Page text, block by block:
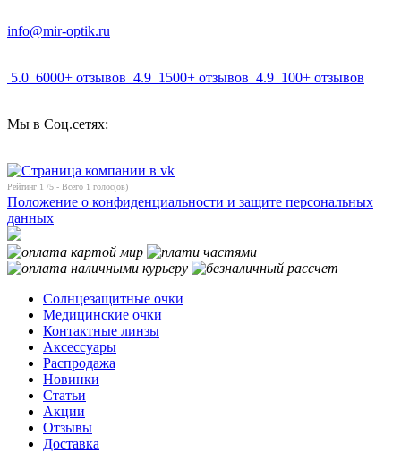
info@mir-optik.ru
5.0 6000+ отзывов 4.9 1500+ отзывов 4.9 100+ отзывов
Мы в Соц.сетях:
Рейтинг 1 /5 - Всего 1 голос(ов)
Положение о конфиденциальности и защите персональных
данных
Солнцезащитные очки
Медицинские очки
Контактные линзы
Аксессуары
Распродажа
Новинки
Статьи
Акции
Отзывы
Доставка